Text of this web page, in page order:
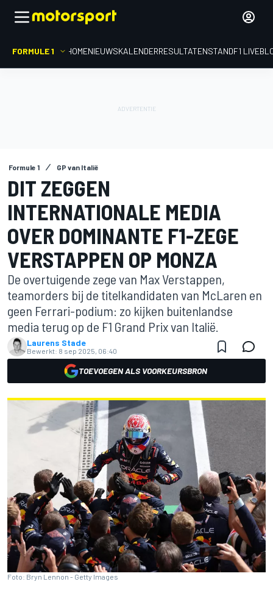
FORMULE 1 HOMENIEUWSKALENDERRESULTATENSTANDF1
Formule 1 GP van Italië
DIT ZEGGEN
INTERNATIONALE MEDIA
OVER DOMINANTE F1-ZEGE
VERSTAPPEN OP MONZA
De overtuigende zege van Max Verstappen,
teamorders bij de titelkandidaten van McLaren en
geen Ferrari-podium: zo kijken buitenlandse
media terug op de F1 Grand Prix van Italië.
Laurens Stade
Bewerkt: 8 sep 2025, 06:40
TOEVOEGEN ALS VOORKEURSBRON
Foto: Bryn Lennon - Getty Images